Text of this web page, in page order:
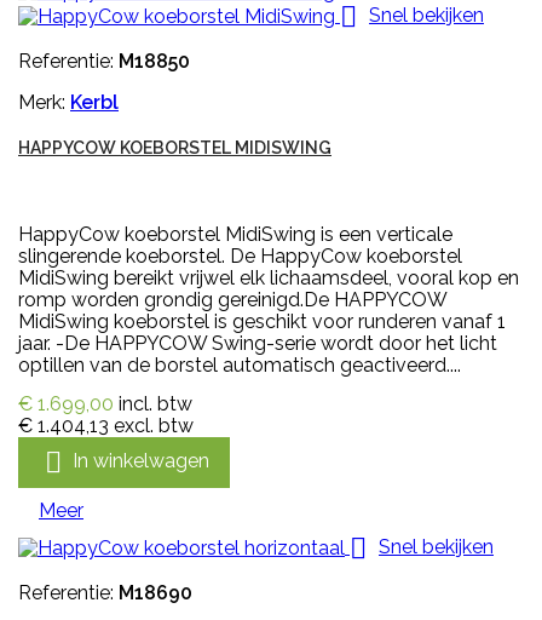

Snel bekijken
Referentie: M18850
Merk: Kerbl
HAPPYCOW KOEBORSTEL MIDISWING
HappyCow koeborstel MidiSwing is een verticale
slingerende koeborstel. De HappyCow koeborstel
MidiSwing bereikt vrijwel elk lichaamsdeel, vooral kop en
romp worden grondig gereinigd.De HAPPYCOW
MidiSwing koeborstel is geschikt voor runderen vanaf 1
jaar. -De HAPPYCOW Swing-serie wordt door het licht
optillen van de borstel automatisch geactiveerd....
€ 1.699,00 incl. btw
€ 1.404,13 excl. btw
 In winkelwagen
Meer

Snel bekijken
Referentie: M18690